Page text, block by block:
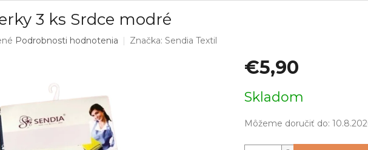
3 ks Srdce modré
Podrobnosti hodnotenia Značka: Sendia Textil
€5,90
cena:
Skladom
Môžeme doručiť do: